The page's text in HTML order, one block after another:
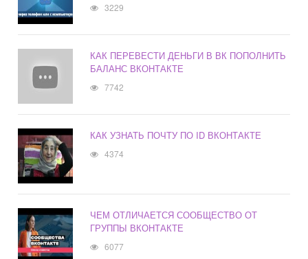
3229
КАК ПЕРЕВЕСТИ ДЕНЬГИ В ВК ПОПОЛНИТЬ
БАЛАНС ВКОНТАКТЕ
7742
КАК УЗНАТЬ ПОЧТУ ПО ID ВКОНТАКТЕ
4374
ЧЕМ ОТЛИЧАЕТСЯ СООБЩЕСТВО ОТ
ГРУППЫ ВКОНТАКТЕ
6077